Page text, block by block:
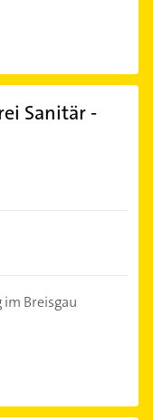
Sanitär -
Breisgau